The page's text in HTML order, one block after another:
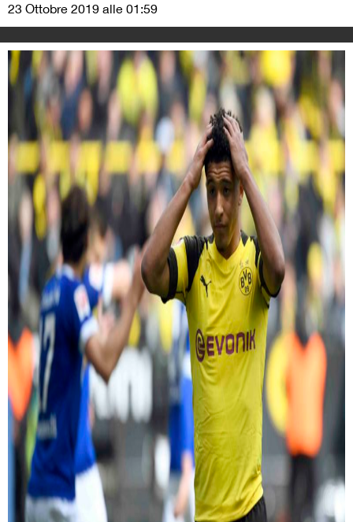
23 Ottobre 2019 alle 01:59